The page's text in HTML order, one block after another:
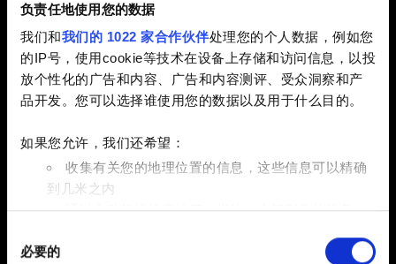
负责任地使用您的数据
我们和我们的 1022 家合作伙伴处理您的个人数据，例如您
的IP号，使用cookie等技术在设备上存储和访问信息，以投
放个性化的广告和内容、广告和内容测评、受众洞察和产
品开发。您可以选择谁使用您的数据以及用于什么目的。
如果您允许，我们还希望：
收集有关您的地理位置的信息，这些信息可以精确
到几米之内
通过主动扫描特定特征（指纹）来识别您的设备
查找有关您的个人数据如何处理的更多信息，
并设置您的首选项。您可随时从Cookie声明中更改或撤回
必要的
其他
电子邮件（请不要输入错别字！）
问题的简短描述
0/20